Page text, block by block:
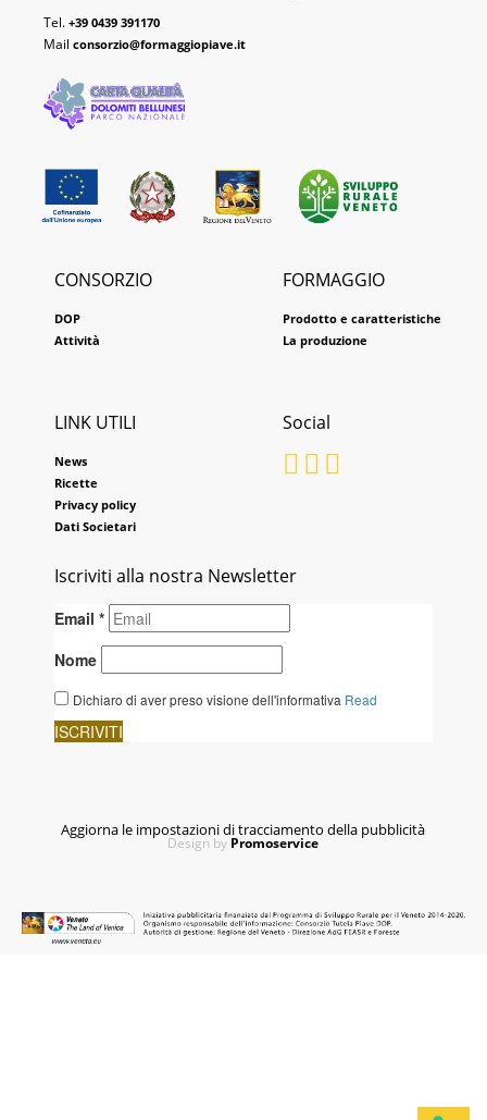
Tel. +39 0439 391170
Mail consorzio@formaggiopiave.it
CONSORZIO
DOP
Attività
FORMAGGIO
Prodotto e caratteristiche
La produzione
Social
LINK UTILI
News
Ricette
Privacy policy
Dati Societari
Iscriviti alla nostra Newsletter
Aggiorna le impostazioni di tracciamento della pubblicità
Design by Promoservice